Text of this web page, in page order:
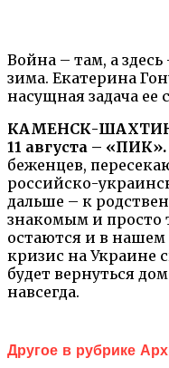
Война – там, а
зима. Екатерина
насущная задача ее
КАМЕНСК-
11 августа – «ПИК».
беженцев,
российско-
дальше – к
знакомым и просто
остаются и в нашем
кризис на Украине
будет вернуться
навсегда.
Другое в рубрике